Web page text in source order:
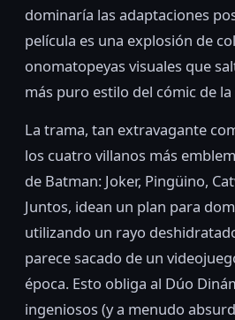
dominaría las adaptaciones
película es una explosión de
onomatopeyas visuales que
más puro estilo del cómic de la
La trama, tan extravagante
los cuatro villanos más
de Batman: Joker, Pingüino,
Juntos, idean un plan para
utilizando un rayo
parece sacado de un
época. Esto obliga al Dúo
ingeniosos (y a menudo